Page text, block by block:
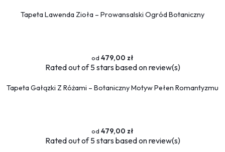
Tapeta Lawenda Zioła – Prowansalski Ogród Botaniczny
479,00 zł
Ratedout of 5 stars based onreview(s)
Tapeta Gałązki Z Różami – Botaniczny Motyw Pełen Romantyzmu
479,00 zł
Ratedout of 5 stars based onreview(s)